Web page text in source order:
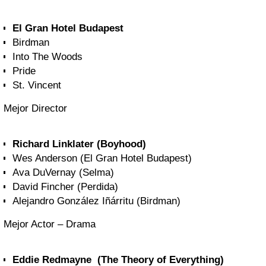
El Gran Hotel Budapest
Birdman
Into The Woods
Pride
St. Vincent
Mejor Director
Richard Linklater (Boyhood)
Wes Anderson (El Gran Hotel Budapest)
Ava DuVernay (Selma)
David Fincher (Perdida)
Alejandro González Iñárritu (Birdman)
Mejor Actor – Drama
Eddie Redmayne (The Theory of Everything)